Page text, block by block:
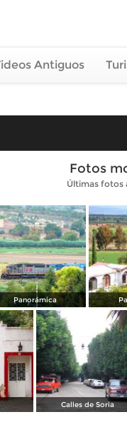
Antiguos
Fotos
Últimas fotos
Panorámica
Calles de Soria